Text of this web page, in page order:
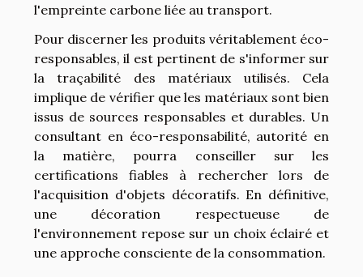
l'empreinte carbone liée au transport.
Pour discerner les produits véritablement éco-
responsables, il est pertinent de s'informer sur
la traçabilité des matériaux utilisés. Cela
implique de vérifier que les matériaux sont bien
issus de sources responsables et durables. Un
consultant en éco-responsabilité, autorité en
la matière, pourra conseiller sur les
certifications fiables à rechercher lors de
l'acquisition d'objets décoratifs. En définitive,
une décoration respectueuse de
l'environnement repose sur un choix éclairé et
une approche consciente de la consommation.